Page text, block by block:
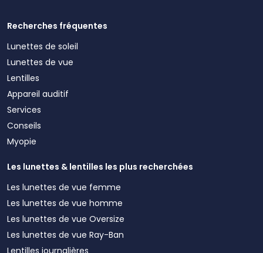
Recherches fréquentes
Lunettes de soleil
Lunettes de vue
Lentilles
Appareil auditif
Services
Conseils
Myopie
Les lunettes & lentilles les plus recherchées
Les lunettes de vue femme
Les lunettes de vue homme
Les lunettes de vue Oversize
Les lunettes de vue Ray-Ban
Lentilles journalières